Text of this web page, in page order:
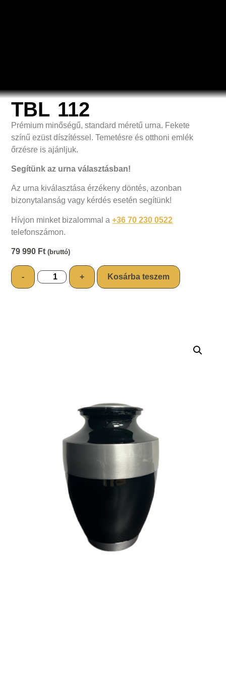
TBL 112
Prémium minőségű, standard méretű urna. Fekete
színű ezüst díszítéssel. Temetésre és otthoni emlék
őrzésre is ajánljuk.
Segítünk az urna választásban!
Az urna kiválasztása érzékeny döntés, azonban
bizonytalanság vagy kérdés esetén segítünk!
Hívjon minket bizalommal a+36 70 230 0522
telefonszámon.
79 990 Ft (bruttó)
- + Kosárba teszem